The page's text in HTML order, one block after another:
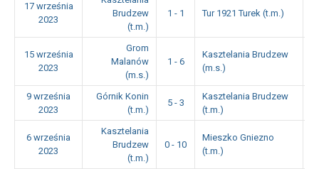
17 września
2023
Brudzew
(t.m.)
1 - 1 Tur 1921 Turek (t.m.)
15 września
2023
Grom
Malanów
(m.s.)
1 - 6
Kasztelania Brudzew
(m.s.)
9 września
2023
Górnik Konin
(t.m.)
5 - 3
Kasztelania Brudzew
(t.m.)
6 września
2023
Kasztelania
Brudzew
(t.m.)
0 - 10
Mieszko Gniezno
(t.m.)